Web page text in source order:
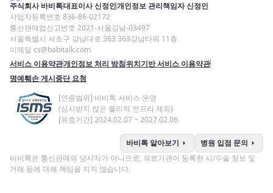
주식회사 바비톡대표이사 신정인개인정보 관리책임자 신정인
사업자등록번호 836-86-02172
통신판매업신고번호 2021-서울강남-03497
서울특별시 서초구 강남대로 363 363강남타워 11층
이메일 cs@babitalk.com
서비스 이용약관개인정보 처리 방침위치기반 서비스 이용약관
명예훼손 게시중단 요청
[인증범위] 바비톡 서비스 운영
(심사받지 않은 물리적 인프라 제외)
[유효기간] 2024.02.07 ~ 2027.02.06
바비톡 알아보기 arrow_right 병원 입점 문의 arrow_right
바비톡은 통신판매의 당사자가 아니므로, 의료기관이 등록한 시/수술 정보 및
거래 등에 대해 책임을 지지 않습니다.